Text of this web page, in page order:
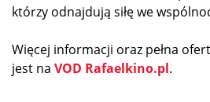
którzy odnajdują siłę we
Więcej informacji oraz pełna
jest na VOD Rafaelkino.pl.